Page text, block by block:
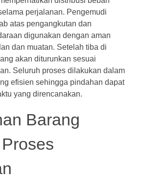
perjalanan. Pengemudi
atas pengangkutan dan
digunakan dengan aman
dan muatan. Setelah tiba di
akan diturunkan sesuai
Seluruh proses dilakukan dalam
efisien sehingga pindahan dapat
yang direncanakan.
Barang